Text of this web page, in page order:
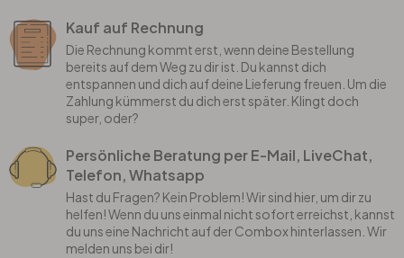
Kauf auf Rechnung
Die Rechnung kommt erst, wenn deine Bestellung
bereits auf dem Weg zu dir ist. Du kannst dich
entspannen und dich auf deine Lieferung freuen. Um die
Zahlung kümmerst du dich erst später. Klingt doch
super, oder?
Persönliche Beratung per E-Mail, LiveChat,
Telefon, Whatsapp
Hast du Fragen? Kein Problem! Wir sind hier, um dir zu
helfen! Wenn du uns einmal nicht sofort erreichst, kannst
du uns eine Nachricht auf der Combox hinterlassen. Wir
melden uns bei dir!